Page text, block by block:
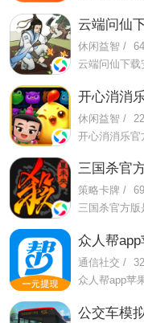
云端问仙
休闲益智 /
开心消消
休闲益智 /
三国杀官
策略卡牌 /
众人帮
通信社交 /
公交车模